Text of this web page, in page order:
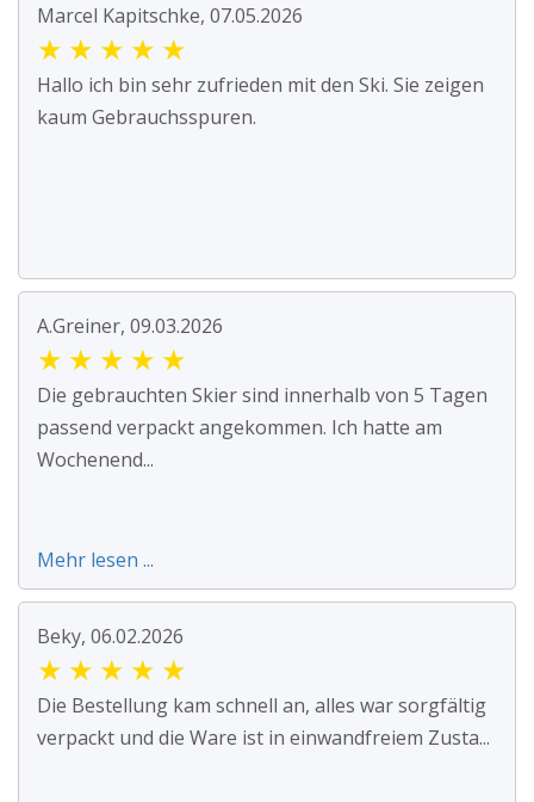
Marcel Kapitschke, 07.05.2026
★ ★ ★ ★ ★
Hallo ich bin sehr zufrieden mit den Ski. Sie zeigen
kaum Gebrauchsspuren.
A.Greiner, 09.03.2026
★ ★ ★ ★ ★
Die gebrauchten Skier sind innerhalb von 5 Tagen
passend verpackt angekommen. Ich hatte am
Wochenend...
Mehr lesen ...
Beky, 06.02.2026
★ ★ ★ ★ ★
Die Bestellung kam schnell an, alles war sorgfältig
verpackt und die Ware ist in einwandfreiem Zusta...